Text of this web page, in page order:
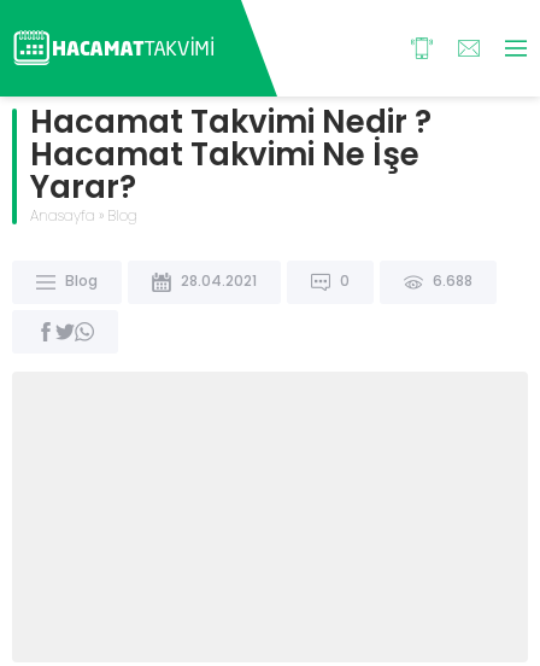
Hacamat Takvimi Nedir ?
Hacamat Takvimi Ne İşe
Yarar?
Anasayfa » Blog
Blog 28.04.2021 0 6.688